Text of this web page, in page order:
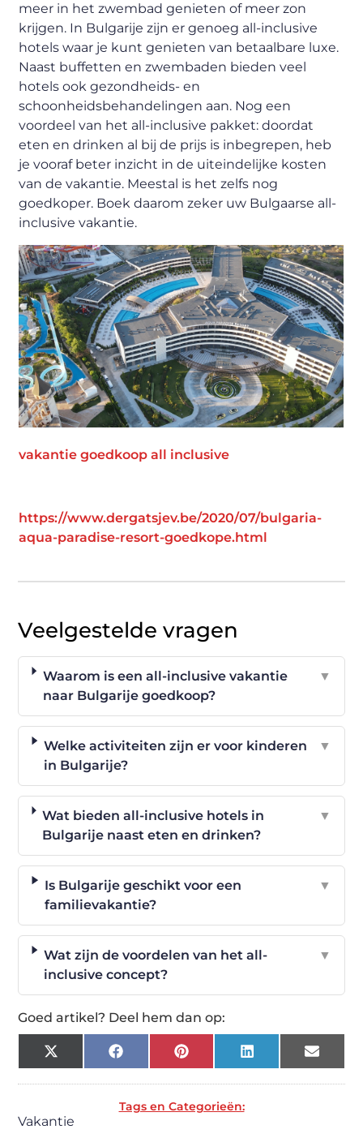
meer in het zwembad genieten of meer zon
krijgen. In Bulgarije zijn er genoeg all-inclusive
hotels waar je kunt genieten van betaalbare luxe.
Naast buffetten en zwembaden bieden veel
hotels ook gezondheids- en
schoonheidsbehandelingen aan. Nog een
voordeel van het all-inclusive pakket: doordat
eten en drinken al bij de prijs is inbegrepen, heb
je vooraf beter inzicht in de uiteindelijke kosten
van de vakantie. Meestal is het zelfs nog
goedkoper. Boek daarom zeker uw Bulgaarse all-
inclusive vakantie.
vakantie goedkoop all inclusive
https://www.dergatsjev.be/2020/07/bulgaria-
aqua-paradise-resort-goedkope.html
Veelgestelde vragen
Waarom is een all-inclusive vakantie
naar Bulgarije goedkoop?
▼
Welke activiteiten zijn er voor kinderen
in Bulgarije?
▼
Wat bieden all-inclusive hotels in
Bulgarije naast eten en drinken?
▼
Is Bulgarije geschikt voor een
familievakantie?
▼
Wat zijn de voordelen van het all-
inclusive concept?
▼
Goed artikel? Deel hem dan op:
X
(Twitter)
FacebookPinterestLinkedIn Email
Tags en Categorieën:
Vakantie